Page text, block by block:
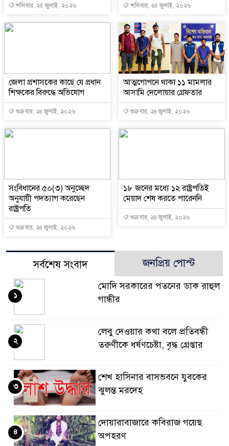
শনিবার, ২৫ জুলাই, ২০২৬ শনিবার, ২৫ জুলাই, ২০২৬
জেলা প্রশাসকের কাছে যে প্রধান
শিক্ষকের বিরুদ্ধে অভিযোগ
শুক্রবার, ২৪ জুলাই, ২০২৬
আত্মগোপনে থাকা ১১ মামলার
আসামি দেলোয়ার গ্রেফতার
শুক্রবার, ২৪ জুলাই, ২০২৬
সংবিধানের ৫০(৩) অনুচ্ছেদ
অনুযায়ী পদত্যাগ করেছেন
রাষ্ট্রপতি
শুক্রবার, ২৪ জুলাই, ২০২৬
১৮ জনের মধ্যে ১২ রাষ্ট্রপতিই
মেয়াদ শেষ করতে পারেননি
শুক্রবার, ২৪ জুলাই, ২০২৬
সর্বশেষ সংবাদ জনপ্রিয় পোস্ট
মোদি সরকারের পতনের ডাক রাহুল
গান্ধীর
১
লেবু দেওয়ার কথা বলে প্রতিবন্ধী
তরুণীকে ধর্ষণচেষ্টা, বৃদ্ধ গ্রেপ্তার
২
শেখ হাসিনার বাসভবনে যুবকের
ঝুলন্ত মরদেহ
৩
দোয়ারাবাজারে কবিরাজ গয়েছ
অপহরণ
৪